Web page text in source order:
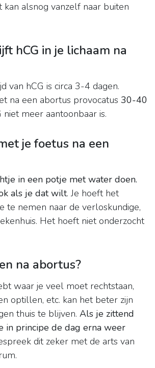
kan alsnog vanzelf naar buiten
hCG in je lichaam na
van hCG is circa 3-4 dagen.
na een abortus provocatus 30-40
niet meer aantoonbaar is.
je foetus na een
in een potje met water doen.
als je dat wilt. Je hoeft het
te nemen naar de verloskundige,
Het hoeft niet onderzocht
na abortus?
waar je veel moet rechtstaan,
optillen, etc. kan het beter zijn
thuis te blijven. Als je zittend
in principe de dag erna weer
dit zeker met de arts van